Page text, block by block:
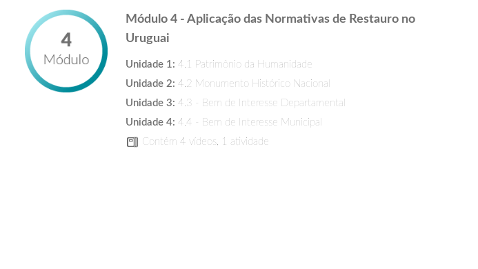
Módulo 4 - Aplicação das Normativas de Restauro no
Uruguai
Unidade 1: 4.1 Patrimônio da Humanidade
Unidade 2: 4.2 Monumento Histórico Nacional
Unidade 3: 4.3 - Bem de Interesse Departamental
Unidade 4: 4.4 - Bem de Interesse Municipal
Contém 4 vídeos, 1 atividade